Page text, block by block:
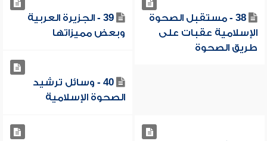
38 - مستقبل الصحوة
الإسلامية عقبات على
طريق الصحوة
39 - الجزيرة العربية
وبعض مميزاتها
40 - وسائل ترشيد
الصحوة الإسلامية